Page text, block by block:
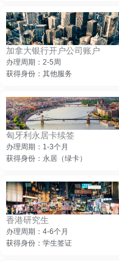
加拿大银行开户公司账户
办理周期：2-5周
获得身份：其他服务
匈牙利永居卡续签
办理周期：1-3个月
获得身份：永居（绿卡）
香港研究生
办理周期：4-6个月
获得身份：学生签证